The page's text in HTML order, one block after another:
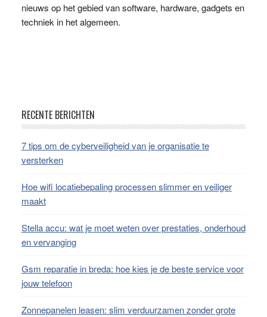
nieuws op het gebied van software, hardware, gadgets en
techniek in het algemeen.
Footer
RECENTE BERICHTEN
7 tips om de cyberveiligheid van je organisatie te
versterken
Hoe wifi locatiebepaling processen slimmer en veiliger
maakt
Stella accu: wat je moet weten over prestaties, onderhoud
en vervanging
Gsm reparatie in breda: hoe kies je de beste service voor
jouw telefoon
Zonnepanelen leasen: slim verduurzamen zonder grote